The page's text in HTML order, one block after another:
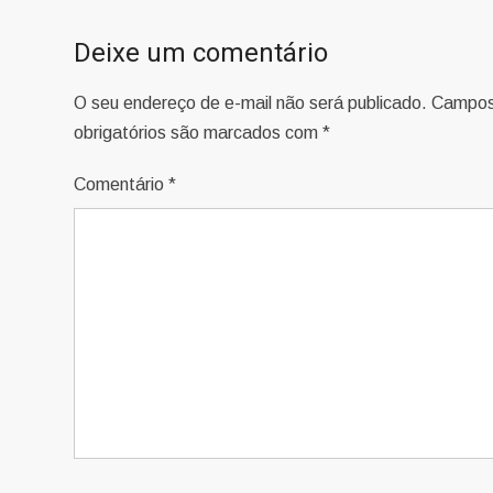
Deixe um comentário
O seu endereço de e-mail não será publicado.
obrigatórios são marcados com*
Comentário*